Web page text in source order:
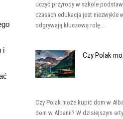
i
uczyć przyrody w szkole
czasach edukacja jest niezwykle
odgrywają kluczową rolę...
Czy Polak
Czy Polak może kupić dom w
dom w Albanii? W dzisiejszym